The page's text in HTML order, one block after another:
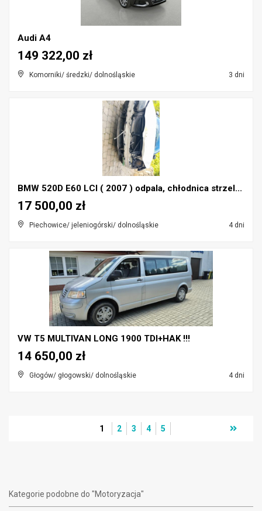
Audi A4
Komorniki/ średzki/ dolnośląskie 3 dni
149 322,00 zł
BMW 520D E60 LCI ( 2007 ) odpala, chłodnica strzel...
Piechowice/ jeleniogórski/ dolnośląskie 4 dni
17 500,00 zł
VW T5 MULTIVAN LONG 1900 TDI+HAK !!!
Głogów/ głogowski/ dolnośląskie 4 dni
14 650,00 zł
1 2 3 4 5
Kategorie podobne do "Motoryzacja"